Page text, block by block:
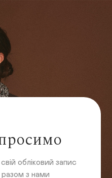
обліковий запис
разом з нами